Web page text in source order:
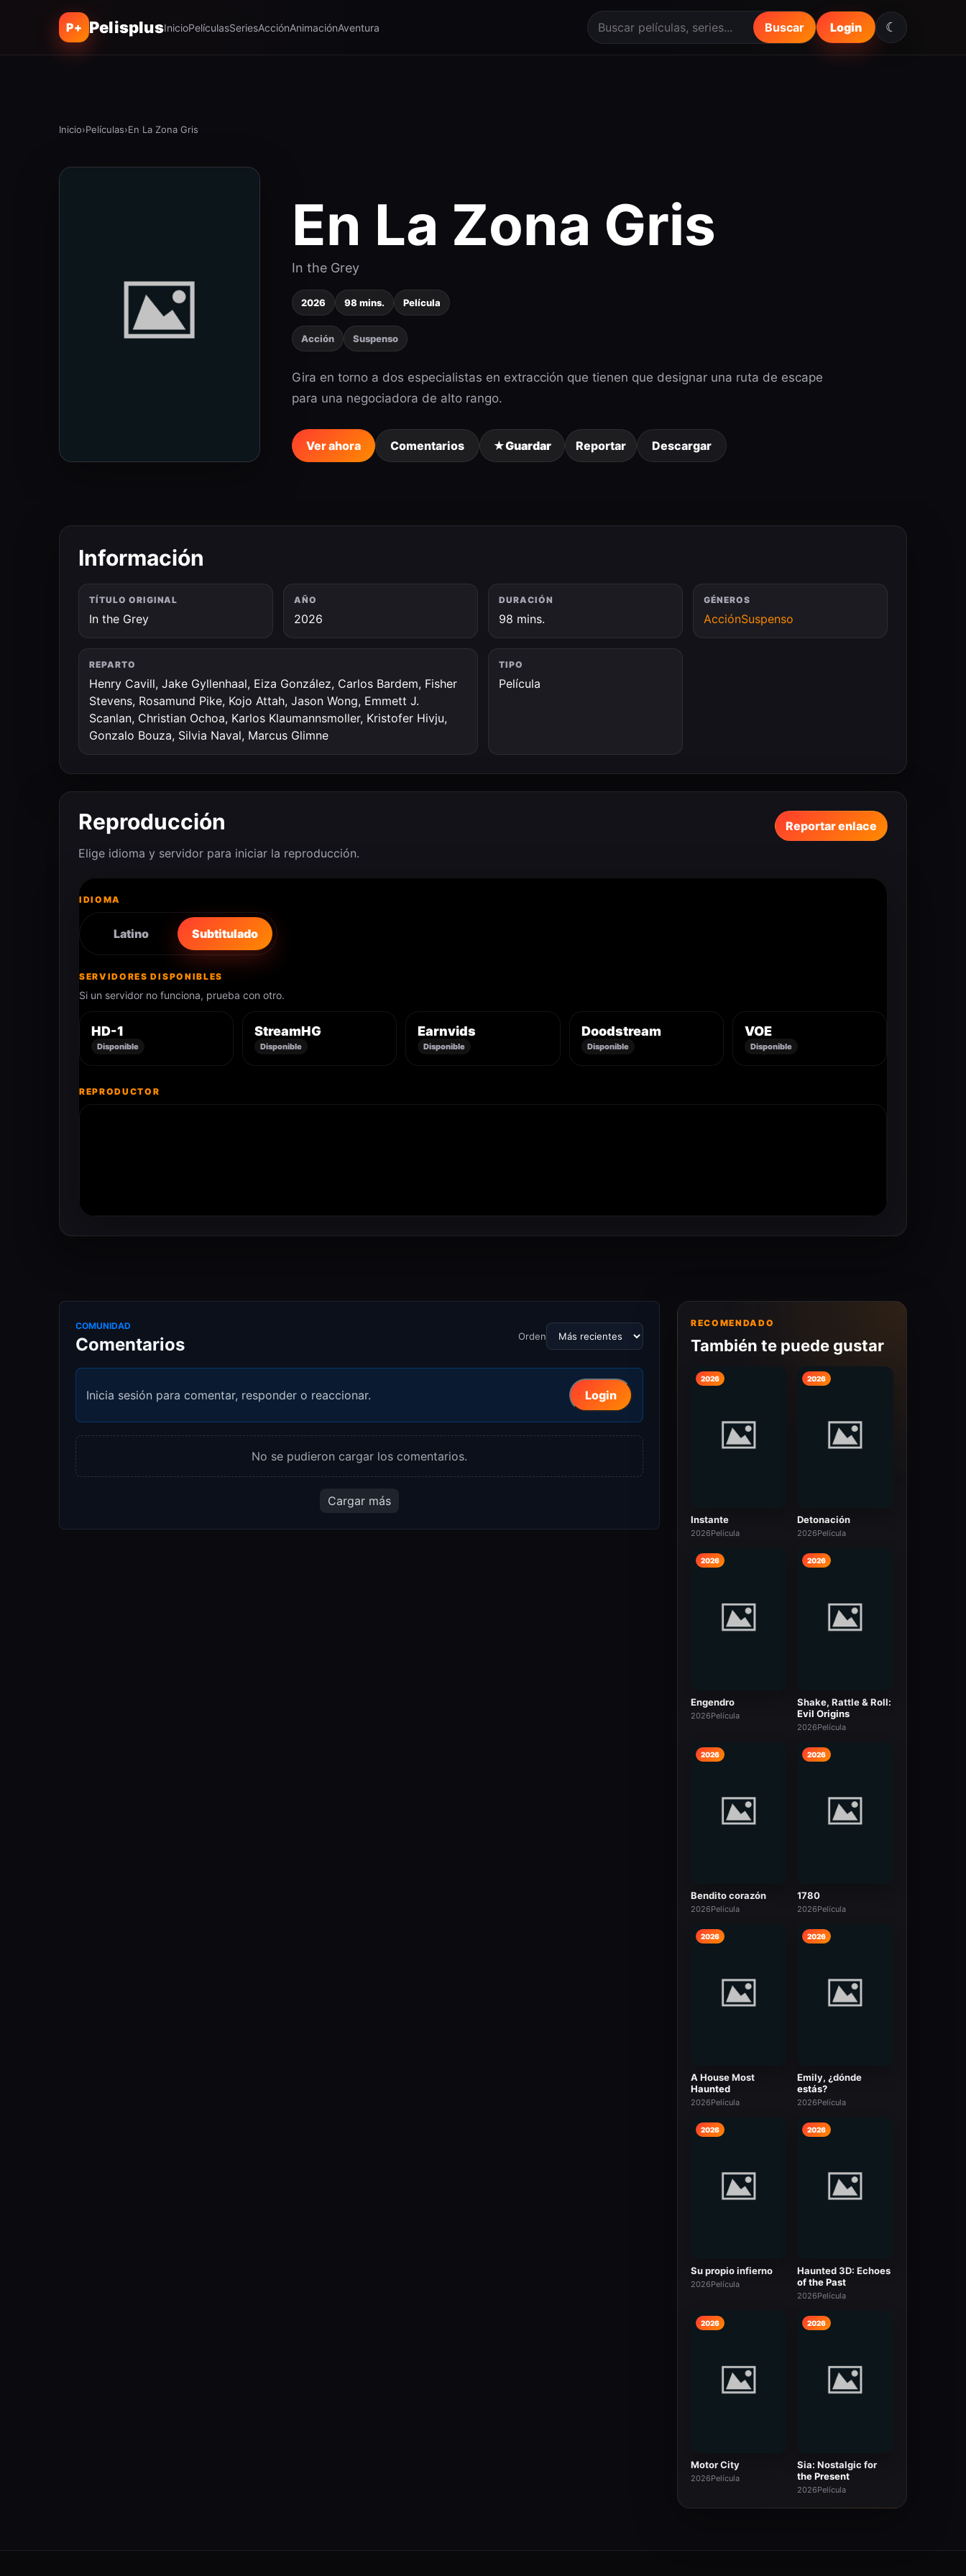
P+ PelisplusInicioPelículasSeriesAcciónAnimaciónAventura Buscar Login ☾
Inicio›Películas›En La Zona Gris
En La Zona Gris
In the Grey
2026 98 mins. Película
Acción Suspenso
Gira en torno a dos especialistas en extracción que tienen que designar una ruta de escape
para una negociadora de alto rango.
Ver ahora Comentarios ★Guardar Reportar Descargar
Información
TÍTULO ORIGINAL
In the Grey
AÑO
2026
DURACIÓN
98 mins.
GÉNEROS
AcciónSuspenso
REPARTO
Henry Cavill, Jake Gyllenhaal, Eiza González, Carlos Bardem, Fisher
Stevens, Rosamund Pike, Kojo Attah, Jason Wong, Emmett J.
Scanlan, Christian Ochoa, Karlos Klaumannsmoller, Kristofer Hivju,
Gonzalo Bouza, Silvia Naval, Marcus Glimne
TIPO
Película
Reproducción
Elige idioma y servidor para iniciar la reproducción.
Reportar enlace
IDIOMA
Latino Subtitulado
SERVIDORES DISPONIBLES
Si un servidor no funciona, prueba con otro.
HD-1
Disponible
StreamHG
Disponible
Earnvids
Disponible
Doodstream
Disponible
VOE
Disponible
REPRODUCTOR
COMUNIDAD
Comentarios Orden
Inicia sesión para comentar, responder o reaccionar. Login
No se pudieron cargar los comentarios.
Cargar más
RECOMENDADO
También te puede gustar
2026
Instante
2026Película
2026
Detonación
2026Película
2026
Engendro
2026Película
2026
Shake, Rattle & Roll:
Evil Origins
2026Película
2026
Bendito corazón
2026Película
2026
1780
2026Película
2026
A House Most
Haunted
2026Película
2026
Emily, ¿dónde
estás?
2026Película
2026
Su propio infierno
2026Película
2026
Haunted 3D: Echoes
of the Past
2026Película
2026
Motor City
2026Película
2026
Sia: Nostalgic for
the Present
2026Película